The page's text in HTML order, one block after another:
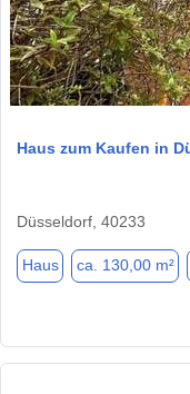
Haus zum Kaufen in
Düsseldorf, 40233
Haus ca. 130,00 m²